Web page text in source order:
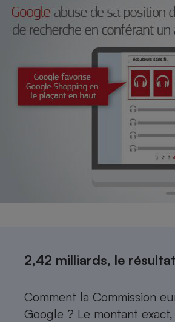
2,42 milliards, le
Comment la Commission
Google ? Le montant